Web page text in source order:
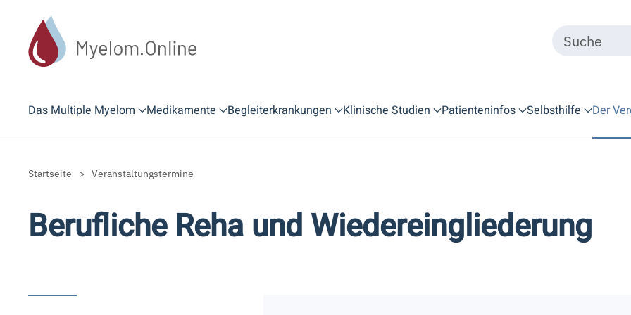
Zum Hauptinhalt springen
Das Multiple Myelom Medikamente Begleiterkrankungen Klinische Studien Patienteninfos Selbsthilfe Der
Startseite Veranstaltungstermine
Berufliche Reha und Wiedereingliederung